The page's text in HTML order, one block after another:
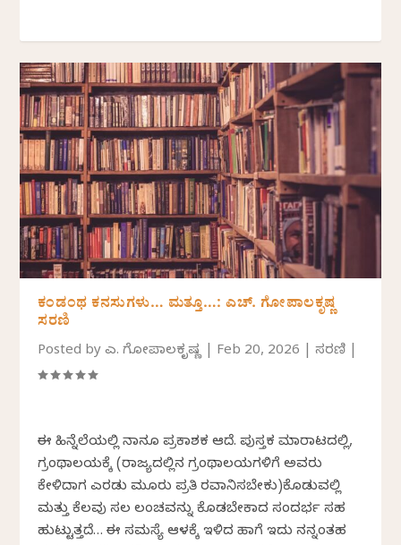
ಕಂಡಂಥ ಕನಸುಗಳು… ಮತ್ತೂ…: ಎಚ್. ಗೋಪಾಲಕೃಷ್ಣ
ಸರಣಿ
Posted byಎಚ್. ಗೋಪಾಲಕೃಷ್ಣ| Feb 20, 2026 |ಸರಣಿ
ಈ ಹಿನ್ನೆಲೆಯಲ್ಲಿ ನಾನೂ ಪ್ರಕಾಶಕ ಆದೆ. ಪುಸ್ತಕ ಮಾರಾಟದಲ್ಲಿ,
ಗ್ರಂಥಾಲಯಕ್ಕೆ (ರಾಜ್ಯದಲ್ಲಿನ ಗ್ರಂಥಾಲಯಗಳಿಗೆ ಅವರು
ಕೇಳಿದಾಗ ಎರಡು ಮೂರು ಪ್ರತಿ ರವಾನಿಸಬೇಕು)ಕೊಡುವಲ್ಲಿ
ಮತ್ತು ಕೆಲವು ಸಲ ಲಂಚವನ್ನು ಕೊಡಬೇಕಾದ ಸಂದರ್ಭ ಸಹ
ಹುಟ್ಟುತ್ತದೆ… ಈ ಸಮಸ್ಯೆ ಆಳಕ್ಕೆ ಇಳಿದ ಹಾಗೆ ಇದು ನನ್ನಂತಹ